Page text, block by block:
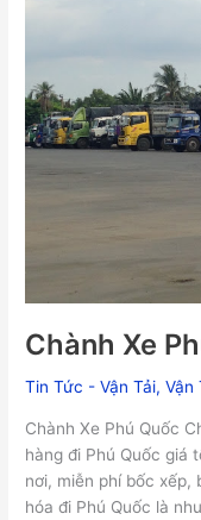
Chành Xe
Tin Tức - Vận Tải,Vận
Chành Xe Phú Quốc
hàng đi Phú Quốc giá
nơi, miễn phí bốc xếp,
hóa đi Phú Quốc là